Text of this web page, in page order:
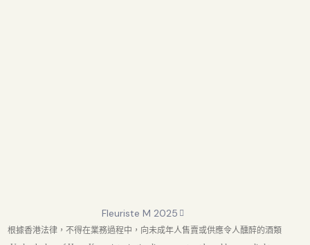
Fleuriste M 2025
根據香港法律，不得在業務過程中，向未成年人售賣或供應令人醺醉的酒類